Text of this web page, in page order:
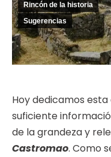
Rincón de la historia
Sugerencias
Hoy dedicamos
suficiente
de la grandeza y
Castromao. Como